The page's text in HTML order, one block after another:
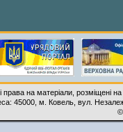
права на матеріали, розміщені
45000, м. Ковель, вул.